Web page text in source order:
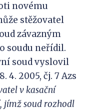
novému
stěžovatel
závazným
soudu neřídil.
soud vyslovil
4. 2005, čj. 7 Azs
v kasační
jímž soud rozhodl